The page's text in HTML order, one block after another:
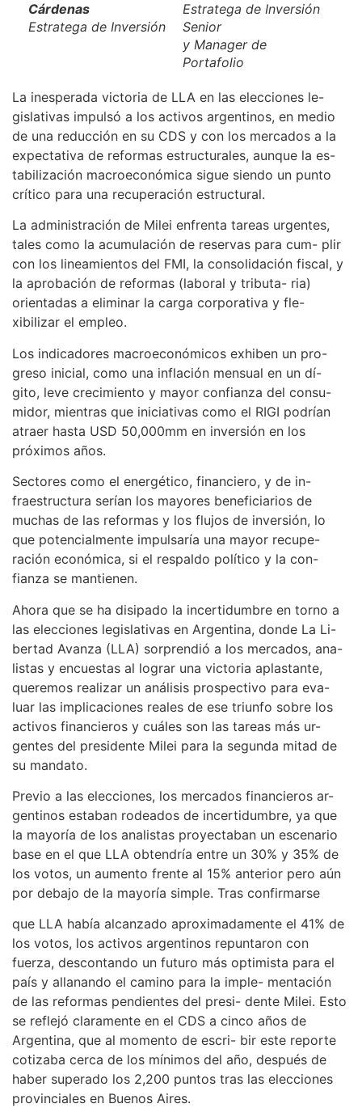
Cárdenas
Estratega de Inversión
Estratega de Inversión
Senior
y Manager de
Portafolio
La inesperada victoria de LLA en las elecciones le-
gislativas impulsó a los activos argentinos, en medio
de una reducción en su CDS y con los mercados a la
expectativa de reformas estructurales, aunque la es-
tabilización macroeconómica sigue siendo un punto
crítico para una recuperación estructural.
La administración de Milei enfrenta tareas urgentes,
tales como la acumulación de reservas para cum- plir
con los lineamientos del FMI, la consolidación fiscal, y
la aprobación de reformas (laboral y tributa- ria)
orientadas a eliminar la carga corporativa y fle-
xibilizar el empleo.
Los indicadores macroeconómicos exhiben un pro-
greso inicial, como una inflación mensual en un dí-
gito, leve crecimiento y mayor confianza del consu-
midor, mientras que iniciativas como el RIGI podrían
atraer hasta USD 50,000mm en inversión en los
próximos años.
Sectores como el energético, financiero, y de in-
fraestructura serían los mayores beneficiarios de
muchas de las reformas y los flujos de inversión, lo
que potencialmente impulsaría una mayor recupe-
ración económica, si el respaldo político y la con-
fianza se mantienen.
Ahora que se ha disipado la incertidumbre en torno a
las elecciones legislativas en Argentina, donde La Li-
bertad Avanza (LLA) sorprendió a los mercados, ana-
listas y encuestas al lograr una victoria aplastante,
queremos realizar un análisis prospectivo para eva-
luar las implicaciones reales de ese triunfo sobre los
activos financieros y cuáles son las tareas más ur-
gentes del presidente Milei para la segunda mitad de
su mandato.
Previo a las elecciones, los mercados financieros ar-
gentinos estaban rodeados de incertidumbre, ya que
la mayoría de los analistas proyectaban un escenario
base en el que LLA obtendría entre un 30% y 35% de
los votos, un aumento frente al 15% anterior pero aún
por debajo de la mayoría simple. Tras confirmarse
que LLA había alcanzado aproximadamente el 41% de
los votos, los activos argentinos repuntaron con
fuerza, descontando un futuro más optimista para el
país y allanando el camino para la imple- mentación
de las reformas pendientes del presi- dente Milei. Esto
se reflejó claramente en el CDS a cinco años de
Argentina, que al momento de escri- bir este reporte
cotizaba cerca de los mínimos del año, después de
haber superado los 2,200 puntos tras las elecciones
provinciales en Buenos Aires.